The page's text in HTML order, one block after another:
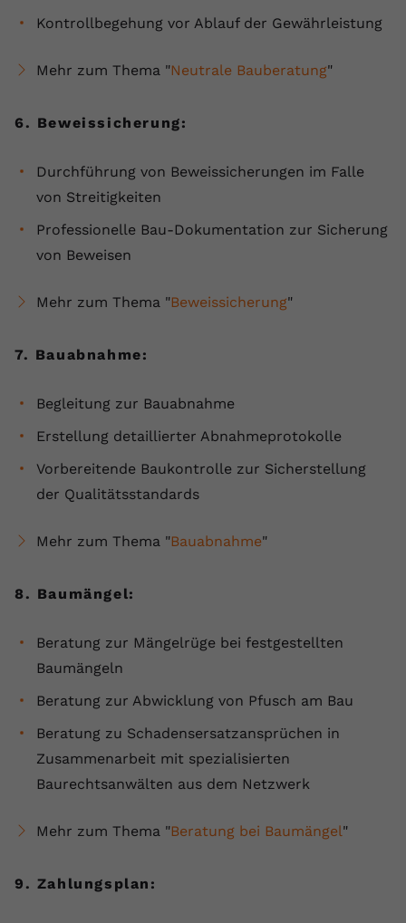
Kontrollbegehung vor Ablauf der Gewährleistung
Mehr zum Thema "Neutrale Bauberatung"
6. Beweissicherung:
Durchführung von Beweissicherungen im Falle
von Streitigkeiten
Professionelle Bau-Dokumentation zur Sicherung
von Beweisen
Mehr zum Thema "Beweissicherung"
7. Bauabnahme:
Begleitung zur Bauabnahme
Erstellung detaillierter Abnahmeprotokolle
Vorbereitende Baukontrolle zur Sicherstellung
der Qualitätsstandards
Mehr zum Thema "Bauabnahme"
8. Baumängel:
Beratung zur Mängelrüge bei festgestellten
Baumängeln
Beratung zur Abwicklung von Pfusch am Bau
Beratung zu Schadensersatzansprüchen in
Zusammenarbeit mit spezialisierten
Baurechtsanwälten aus dem Netzwerk
Mehr zum Thema "Beratung bei Baumängel"
9. Zahlungsplan: